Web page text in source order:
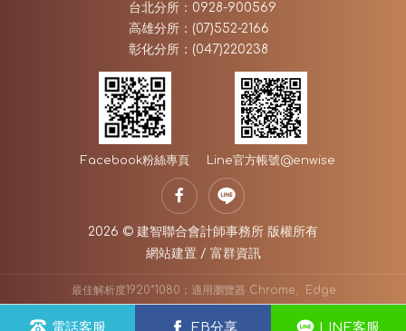
台北分所：0928-900569
高雄分所：(07)552-2166
彰化分所：(047)220238
Facebook粉絲專頁 Line官方帳號@enwise
2026 © 建智聯合會計師事務所 版權所有
網站建置 / 富群資訊
最佳解析度1920*1080；適用瀏覽器 Chrome、Edge